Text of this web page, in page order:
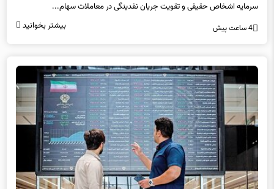
4 ساعت پیش بیشتر بخوانید